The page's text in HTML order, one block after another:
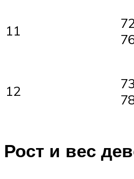
11
12
Рост и вес